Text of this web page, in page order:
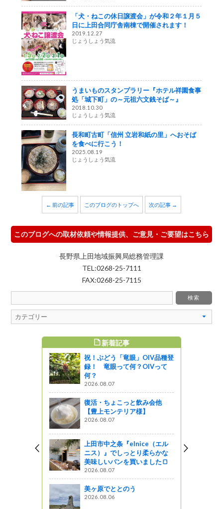
「犬・ねこの休日譲渡会」が令和２年１月５
日に上田合同庁舎南棟で開催されます！
2019.12.27
じょうしょう気流
うまいものスタンプラリー『ホテル祥園食事
処「城下町」の～元祖六文銭そば～』
2018.10.30
じょうしょう気流
長和町古町「信州 立岩和紙の里」へおそば
を食べに行こう！
2025.08.19
じょうしょう気流
← 前の記事 このブログのトップへ 次の記事 →
このブログへの取材依頼や情報提供、ご意見・ご要望はこちら
長野県上田地域振興局総務管理課
TEL:0268-25-7111
FAX:0268-25-7115
新着記事
祝！ぶどう「竜眼」OIV品種登
録！ 竜眼って何？OIVって
何？
2026.08.07
復活・ちょこっと飲み会他
【豊上モンテリア様】
2026.08.07
上田市中之条『elnice（エル
ニス）』でしっとり柔らかな
美味しいパンを買いました🍞
2026.08.07
美ヶ原でととのう
2026.08.06